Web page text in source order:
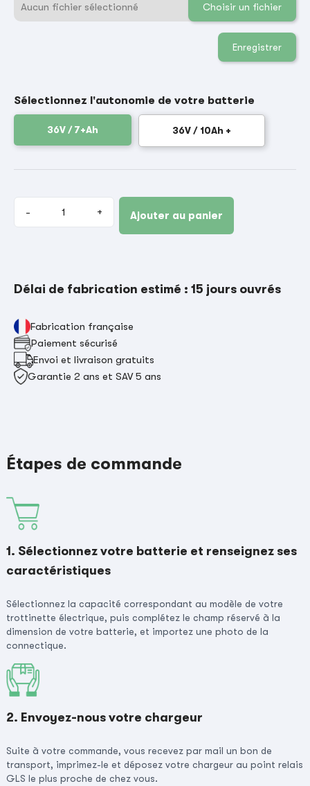
Aucun fichier sélectionné Choisir un fichier
Enregistrer
Sélectionnez l'autonomie de votre batterie
36V / 7+Ah 36V / 10Ah +
- + Ajouter au panier
Délai de fabrication estimé : 15 jours ouvrés
Fabrication française
Paiement sécurisé
Envoi et livraison gratuits
Garantie 2 ans et SAV 5 ans
Étapes de commande
1. Sélectionnez votre batterie et renseignez ses
caractéristiques
Sélectionnez la capacité correspondant au modèle de votre
trottinette électrique, puis complétez le champ réservé à la
dimension de votre batterie, et importez une photo de la
connectique.
2. Envoyez-nous votre chargeur
Suite à votre commande, vous recevez par mail un bon de
transport, imprimez-le et déposez votre chargeur au point relais
GLS le plus proche de chez vous.